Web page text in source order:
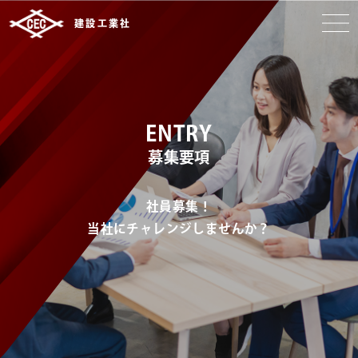
建設工業社
ENTRY
募集要項
社員募集！
当社にチャレンジしませんか？